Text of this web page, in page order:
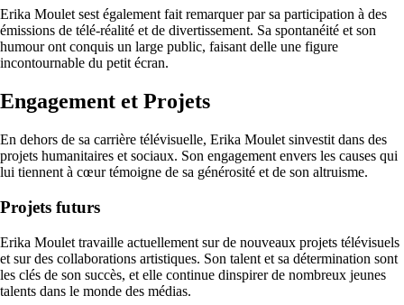
Erika Moulet sest également fait remarquer par sa participation à des
émissions de télé-réalité et de divertissement. Sa spontanéité et son
humour ont conquis un large public, faisant delle une figure
incontournable du petit écran.
Engagement et Projets
En dehors de sa carrière télévisuelle, Erika Moulet sinvestit dans des
projets humanitaires et sociaux. Son engagement envers les causes qui
lui tiennent à cœur témoigne de sa générosité et de son altruisme.
Projets futurs
Erika Moulet travaille actuellement sur de nouveaux projets télévisuels
et sur des collaborations artistiques. Son talent et sa détermination sont
les clés de son succès, et elle continue dinspirer de nombreux jeunes
talents dans le monde des médias.